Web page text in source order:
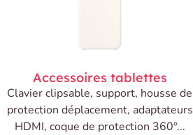
Accessoires tablettes
Clavier clipsable, support, housse de
protection déplacement, adaptateurs
HDMI, coque de protection 360°...